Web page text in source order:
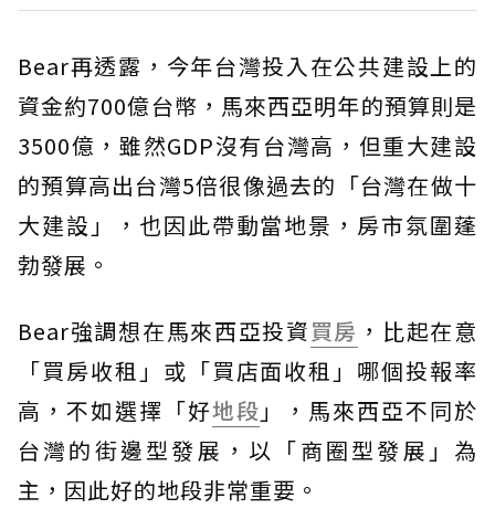
Bear再透露，今年台灣投入在公共建設上的
資金約700億台幣，馬來西亞明年的預算則是
3500億，雖然GDP沒有台灣高，但重大建設
的預算高出台灣5倍很像過去的「台灣在做十
大建設」，也因此帶動當地景，房市氛圍蓬
勃發展。
Bear強調想在馬來西亞投資買房 ，比起在意
「買房收租」或「買店面收租」哪個投報率
高，不如選擇「好地段 」，馬來西亞不同於
台灣的街邊型發展，以「商圈型發展」為
主，因此好的地段非常重要。